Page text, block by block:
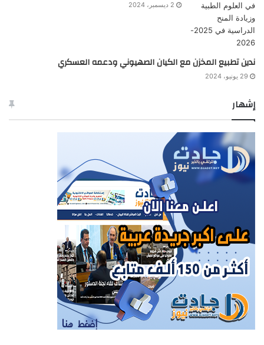
2 ديسمبر، 2024
ندين تطبيع المخزن مع الكيان الصهيوني ودعمه العسكري
29 يونيو، 2024
إشهار